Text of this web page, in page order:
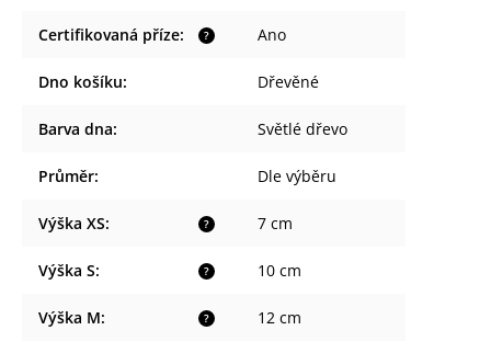
?
Certifikovaná příze: Ano
Dno košíku: Dřevěné
Barva dna: Světlé dřevo
Průměr: Dle výběru
?
Výška XS: 7 cm
?
Výška S: 10 cm
?
Výška M: 12 cm